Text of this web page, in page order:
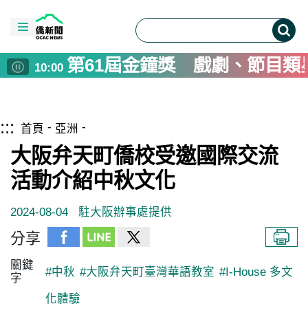
:::僑務電子報首頁
10:00 第61屆金鐘獎 戲劇、節目類
08:00 Inflation Up in July,
07:00 寫詩不只是創作 鴻鴻新詩集
06:00 當藍皮列車重生成舞台 鐵博
05:00 菲澳防長重申台海和平重要
04:00 中學教師陳胡彥出書「雙連
02:00 光雕音樂會水舞取代煙火 池
01:00 路竹會傳遞台灣溫暖 非洲查
首頁 亞洲
大阪弁天町僑校受邀國際交流
活動介紹中秋文化
2024-08-04 駐大阪辦事處提供
分享
關鍵
字
#中秋 #大阪弁天町臺灣華語教室 #I-House 多文
化體驗